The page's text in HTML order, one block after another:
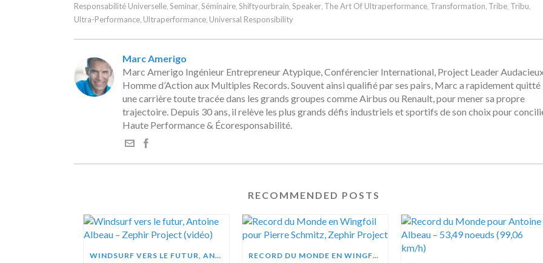
Responsabilité Universelle Seminar Séminaire Shiftyourbrain Speaker The Art Of Ultraperformance Transformation Tribe Tribu
Ultra-Performance Ultraperformance Universal Responsibility
Marc Amerigo
Marc Amerigo Ingénieur Entrepreneur Atypique, Conférencier International, Project Leader
Homme d’Action aux Multiples Records. Souvent ainsi qualifié par ses pairs, Marc a rapidement quitté
une carrière toute tracée dans les grands groupes comme Airbus ou Renault, pour mener sa propre
trajectoire. Depuis 30 ans, il relève les plus grands défis industriels et sportifs de son choix pour
Haute Performance & Écoresponsabilité.
RECOMMENDED POSTS
WINDSURF VERS LE FUTUR, ANTOINE ALBEAU – ZEPHIR PROJECT (VIDÉO)
RECORD DU MONDE EN WINGFOIL POUR PIERRE SCHMITZ, ZEPHIR PROJECT